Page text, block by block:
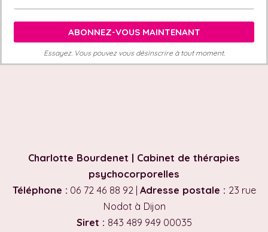
Essayez. Vous pouvez vous désinscrire à tout moment.
Charlotte Bourdenet | Cabinet de thérapies
psychocorporelles
Téléphone : 06 72 46 88 92 | Adresse postale : 23 rue
Nodot à Dijon
Siret : 843 489 949 00035